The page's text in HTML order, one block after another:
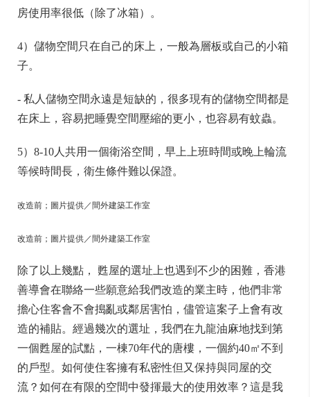
房使用率很低（除了冰箱）。
4）儲物空間只在自己的床上，一般為層板或自己的小箱
子。
- 私人儲物空間永遠是短缺的，很多現有的儲物空間都是
在床上，容易把睡覺空間壓縮的更小，也容易有蚊蟲。
5）8-10人共用一個衛浴空間，早上上班時間或晚上輪流
等候時間長，衛生條件難以保證。
改造前；圖片提供／間外建築工作室
改造前；圖片提供／間外建築工作室
除了以上幾點， 甦屋的選址上也遇到不少的困難，香港
善導會在聯絡一些願意給我們改造的業主時，他們非常
擔心住客會不會搗亂或鄰居害怕，儘管這案子上會有改
造的補貼。經過幾次的選址，我們在九龍油麻地找到第
一個甦屋的試點，一棟70年代的唐樓，一個約40㎡不到
的戶型。如何使住客擁有私密性但又保持與同屋的交
流？如何在有限的空間中發揮最大的使用效率？這是我